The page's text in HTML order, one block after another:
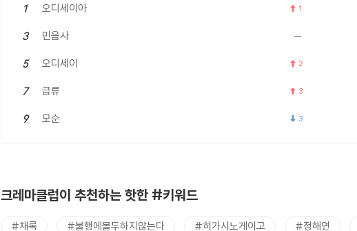
1 오디세이아 1
3 민음사
5 오디세이 2
7 급류 3
9 모순 3
크레마클럽이 추천하는 핫한 #키워드
#채록 #불행에몰두하지않는다 #히가시노게이고 #정해연